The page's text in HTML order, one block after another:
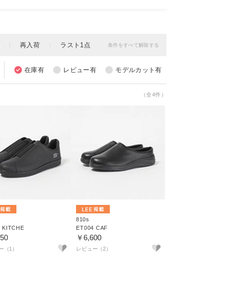
（全4件）
KITCHE
（1）
810s
ET004 CAF
￥6,600
レビュー（2）